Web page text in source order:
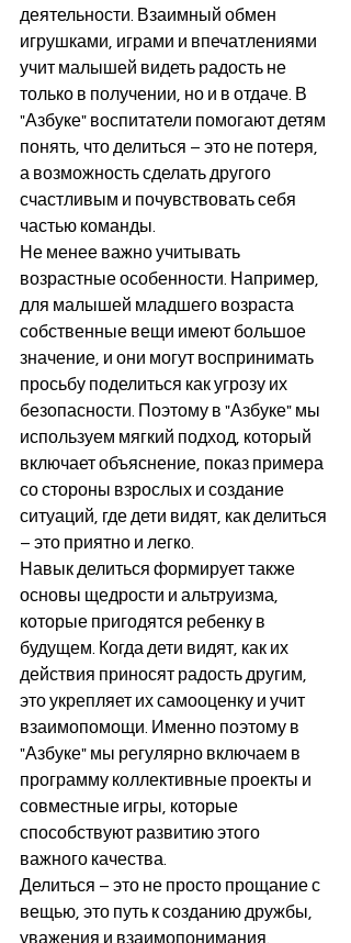
деятельности. Взаимный обмен
игрушками, играми и впечатлениями
учит малышей видеть радость не
только в получении, но и в отдаче. В
"Азбуке" воспитатели помогают детям
понять, что делиться – это не потеря,
а возможность сделать другого
счастливым и почувствовать себя
частью команды.
Не менее важно учитывать
возрастные особенности. Например,
для малышей младшего возраста
собственные вещи имеют большое
значение, и они могут воспринимать
просьбу поделиться как угрозу их
безопасности. Поэтому в "Азбуке" мы
используем мягкий подход, который
включает объяснение, показ примера
со стороны взрослых и создание
ситуаций, где дети видят, как делиться
– это приятно и легко.
Навык делиться формирует также
основы щедрости и альтруизма,
которые пригодятся ребенку в
будущем. Когда дети видят, как их
действия приносят радость другим,
это укрепляет их самооценку и учит
взаимопомощи. Именно поэтому в
"Азбуке" мы регулярно включаем в
программу коллективные проекты и
совместные игры, которые
способствуют развитию этого
важного качества.
Делиться – это не просто прощание с
вещью, это путь к созданию дружбы,
уважения и взаимопонимания.